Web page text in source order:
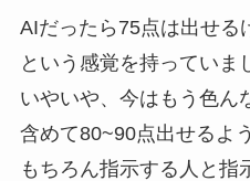
AIだったら75点は出せる
という感覚を持っていま
いやいや、今はもう色ん
含めて80~90点出せるよ
もちろん指示する人と指